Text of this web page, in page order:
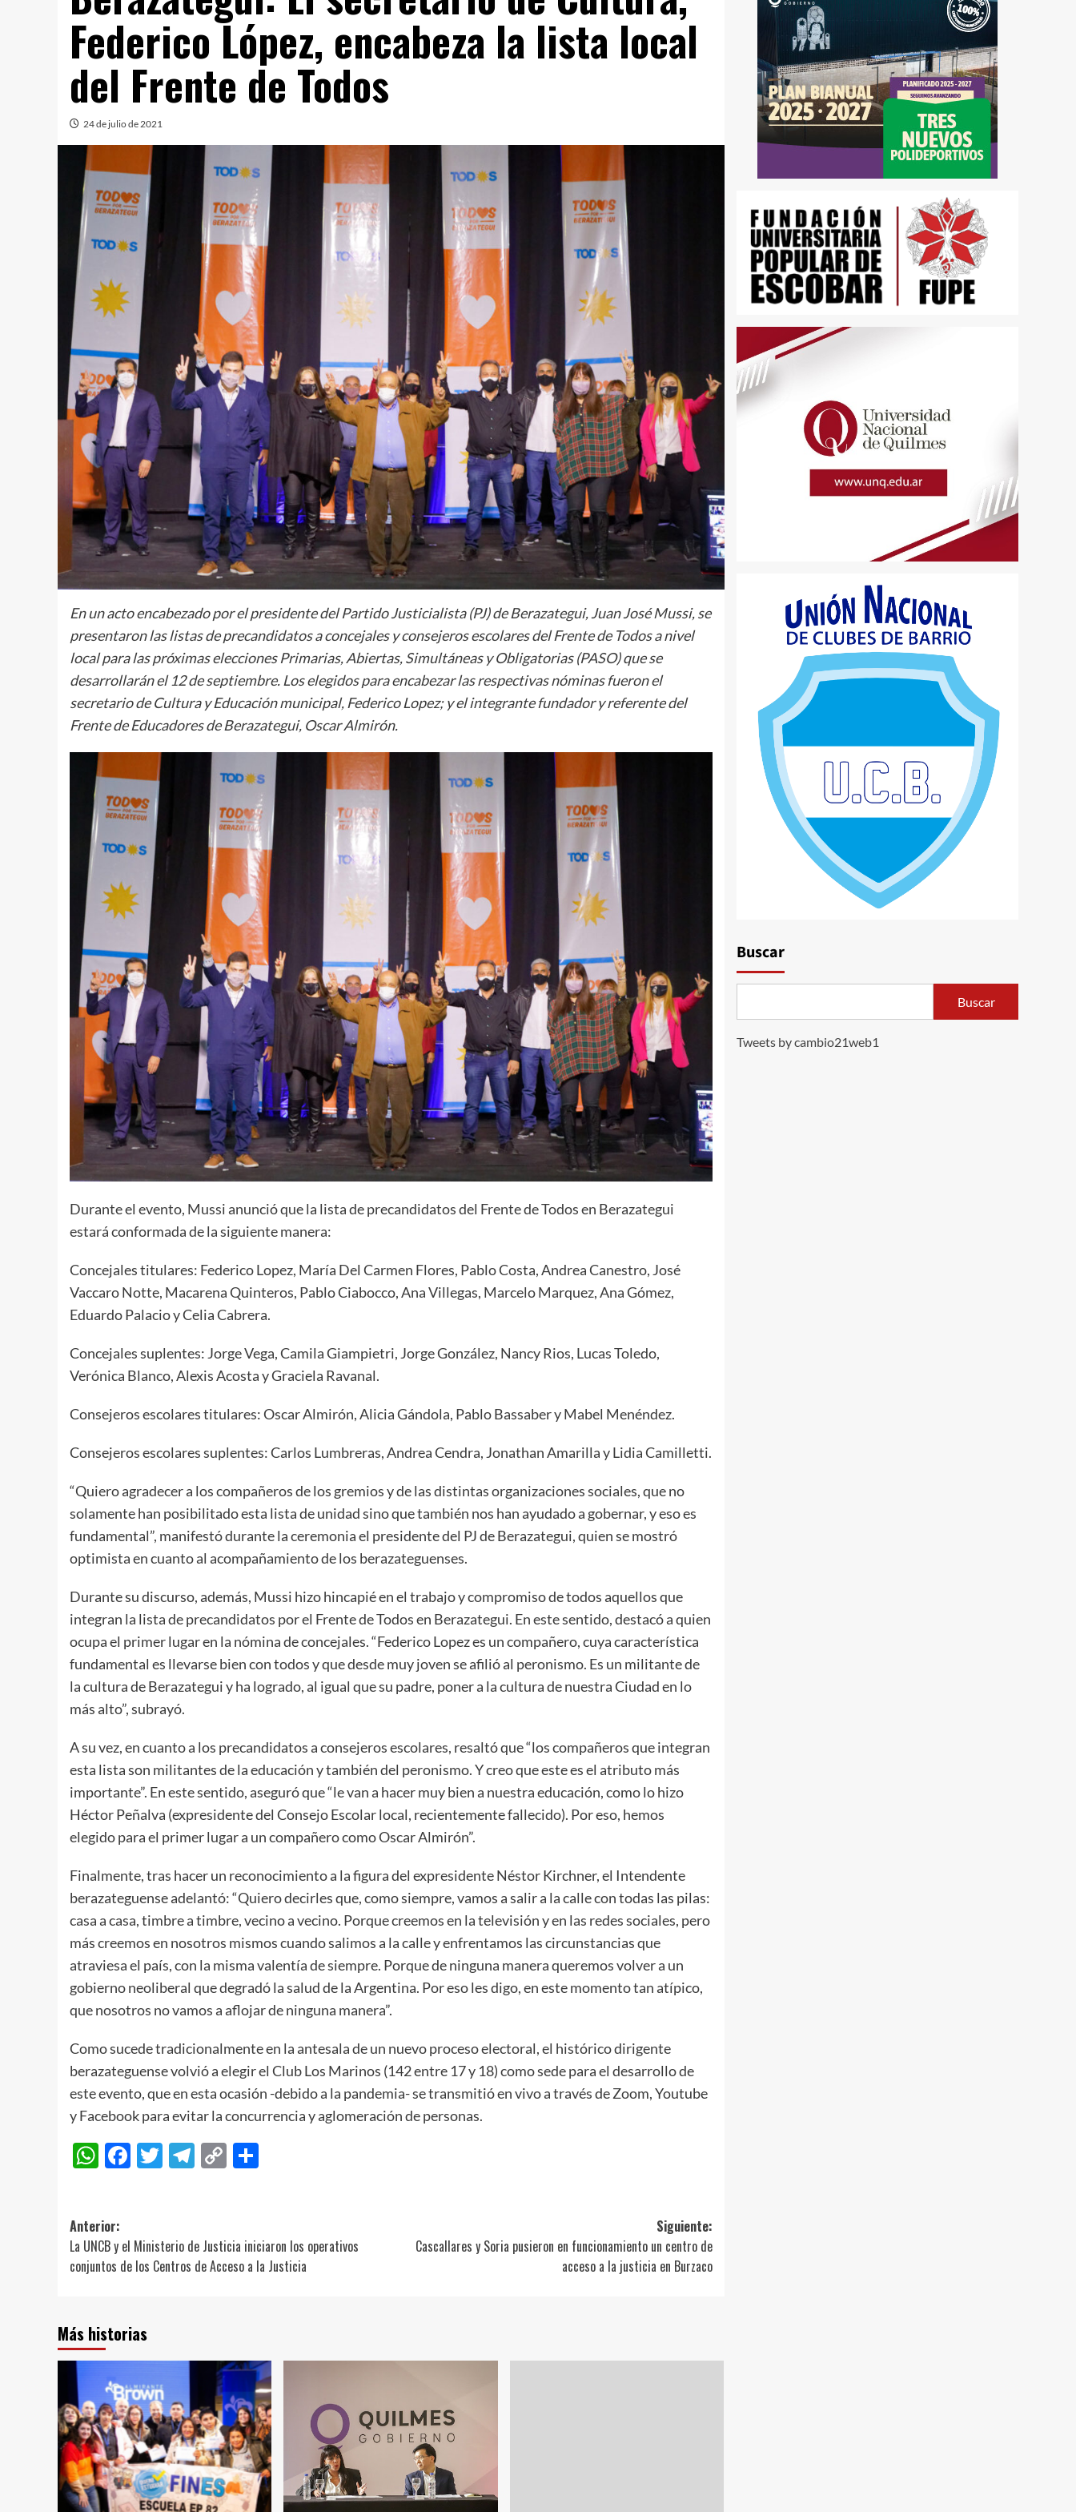
Federico López, encabeza la lista local
del Frente de Todos
24 de julio de 2021
En un acto encabezado por el presidente del Partido Justicialista (PJ) de Berazategui, Juan José Mussi, se
presentaron las listas de precandidatos a concejales y consejeros escolares del Frente de Todos a nivel
local para las próximas elecciones Primarias, Abiertas, Simultáneas y Obligatorias (PASO) que se
desarrollarán el 12 de septiembre. Los elegidos para encabezar las respectivas nóminas fueron el
secretario de Cultura y Educación municipal, Federico Lopez; y el integrante fundador y referente del
Frente de Educadores de Berazategui, Oscar Almirón.
Durante el evento, Mussi anunció que la lista de precandidatos del Frente de Todos en Berazategui
estará conformada de la siguiente manera:
Concejales titulares: Federico Lopez, María Del Carmen Flores, Pablo Costa, Andrea Canestro, José
Vaccaro Notte, Macarena Quinteros, Pablo Ciabocco, Ana Villegas, Marcelo Marquez, Ana Gómez,
Eduardo Palacio y Celia Cabrera.
Concejales suplentes: Jorge Vega, Camila Giampietri, Jorge González, Nancy Rios, Lucas Toledo,
Verónica Blanco, Alexis Acosta y Graciela Ravanal.
Consejeros escolares titulares: Oscar Almirón, Alicia Gándola, Pablo Bassaber y Mabel Menéndez.
Consejeros escolares suplentes: Carlos Lumbreras, Andrea Cendra, Jonathan Amarilla y Lidia Camilletti.
“Quiero agradecer a los compañeros de los gremios y de las distintas organizaciones sociales, que no
solamente han posibilitado esta lista de unidad sino que también nos han ayudado a gobernar, y eso es
fundamental”, manifestó durante la ceremonia el presidente del PJ de Berazategui, quien se mostró
optimista en cuanto al acompañamiento de los berazateguenses.
Durante su discurso, además, Mussi hizo hincapié en el trabajo y compromiso de todos aquellos que
integran la lista de precandidatos por el Frente de Todos en Berazategui. En este sentido, destacó a quien
ocupa el primer lugar en la nómina de concejales. “Federico Lopez es un compañero, cuya característica
fundamental es llevarse bien con todos y que desde muy joven se afilió al peronismo. Es un militante de
la cultura de Berazategui y ha logrado, al igual que su padre, poner a la cultura de nuestra Ciudad en lo
más alto”, subrayó.
A su vez, en cuanto a los precandidatos a consejeros escolares, resaltó que “los compañeros que integran
esta lista son militantes de la educación y también del peronismo. Y creo que este es el atributo más
importante”. En este sentido, aseguró que “le van a hacer muy bien a nuestra educación, como lo hizo
Héctor Peñalva (expresidente del Consejo Escolar local, recientemente fallecido). Por eso, hemos
elegido para el primer lugar a un compañero como Oscar Almirón”.
Finalmente, tras hacer un reconocimiento a la figura del expresidente Néstor Kirchner, el Intendente
berazateguense adelantó: “Quiero decirles que, como siempre, vamos a salir a la calle con todas las pilas:
casa a casa, timbre a timbre, vecino a vecino. Porque creemos en la televisión y en las redes sociales, pero
más creemos en nosotros mismos cuando salimos a la calle y enfrentamos las circunstancias que
atraviesa el país, con la misma valentía de siempre. Porque de ninguna manera queremos volver a un
gobierno neoliberal que degradó la salud de la Argentina. Por eso les digo, en este momento tan atípico,
que nosotros no vamos a aflojar de ninguna manera”.
Como sucede tradicionalmente en la antesala de un nuevo proceso electoral, el histórico dirigente
berazateguense volvió a elegir el Club Los Marinos (142 entre 17 y 18) como sede para el desarrollo de
este evento, que en esta ocasión -debido a la pandemia- se transmitió en vivo a través de Zoom, Youtube
y Facebook para evitar la concurrencia y aglomeración de personas.
WhatsApp
Facebook
Twitter
Telegram
Copy
Navegación
de
entradas
Anterior:
La UNCB y el Ministerio de Justicia iniciaron los operativos
conjuntos de los Centros de Acceso a la Justicia
Siguiente:
Cascallares y Soria pusieron en funcionamiento un centro de
acceso a la justicia en Burzaco
Más historias
Buscar
Buscar
Tweets by cambio21web1